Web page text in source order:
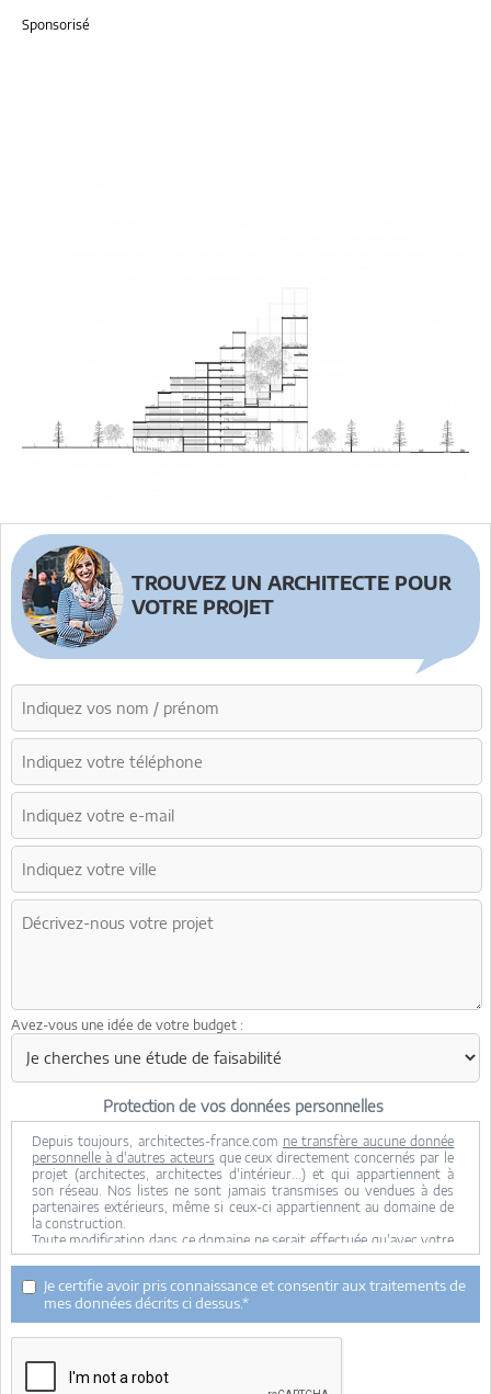
Sponsorisé
TROUVEZ UN ARCHITECTE POUR
VOTRE PROJET
Avez-vous une idée de votre budget :
Protection de vos données personnelles
Depuis toujours, architectes-france.com ne transfère aucune donnée
personnelle à d'autres acteurs que ceux directement concernés par le
projet (architectes, architectes d'intérieur...) et qui appartiennent à
son réseau. Nos listes ne sont jamais transmises ou vendues à des
partenaires extérieurs, même si ceux-ci appartiennent au domaine de
la construction.
Toute modification dans ce domaine ne serait effectuée qu'avec votre
consentement.
Je consens à ce que mes données personnelles soient collectées pour
permettre à architectes-france de transférer votre projet aux
architectes. Seul Architectes-france, ses équipes internes et la
maitrise d'oeuvre concernée par le projet y ont accès. Aucune
transmission de données à des tiers à l'exclusion de ceux décrits ci
dessus n'est réalisée.
Mes données téléphoniques seront uniquement utilisées par
Je certifie avoir pris connaissance et consentir aux traitements de
mes données décrits ci dessus.*